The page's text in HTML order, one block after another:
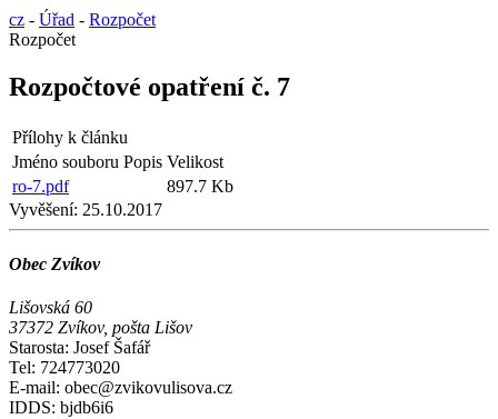
cz - Úřad - Rozpočet
Rozpočet
Rozpočtové opatření č. 7
Přílohy k článku
Jméno souboru Popis Velikost
ro-7.pdf
897.7 Kb
Vyvěšení: 25.10.2017
Obec Zvíkov
Lišovská 60
37372 Zvíkov, pošta Lišov
Starosta: Josef Šafář
Tel: 724773020
E-mail: obec@zvikovulisova.cz
IDDS: bjdb6i6